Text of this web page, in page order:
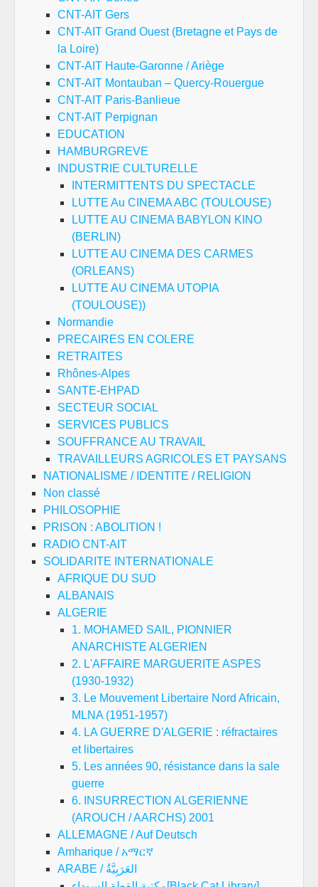
CNT-AIT Gers
CNT-AIT Grand Ouest (Bretagne et Pays de
la Loire)
CNT-AIT Haute-Garonne / Ariège
CNT-AIT Montauban – Quercy-Rouergue
CNT-AIT Paris-Banlieue
CNT-AIT Perpignan
EDUCATION
HAMBURGREVE
INDUSTRIE CULTURELLE
INTERMITTENTS DU SPECTACLE
LUTTE Au CINEMA ABC (TOULOUSE)
LUTTE AU CINEMA BABYLON KINO
(BERLIN)
LUTTE AU CINEMA DES CARMES
(ORLEANS)
LUTTE AU CINEMA UTOPIA
(TOULOUSE))
Normandie
PRECAIRES EN COLERE
RETRAITES
Rhônes-Alpes
SANTE-EHPAD
SECTEUR SOCIAL
SERVICES PUBLICS
SOUFFRANCE AU TRAVAIL
TRAVAILLEURS AGRICOLES ET PAYSANS
NATIONALISME / IDENTITE / RELIGION
Non classé
PHILOSOPHIE
PRISON : ABOLITION !
RADIO CNT-AIT
SOLIDARITE INTERNATIONALE
AFRIQUE DU SUD
ALBANAIS
ALGERIE
1. MOHAMED SAIL, PIONNIER
ANARCHISTE ALGERIEN
2. L'AFFAIRE MARGUERITE ASPES
(1930-1932)
3. Le Mouvement Libertaire Nord Africain,
MLNA (1951-1957)
4. LA GUERRE D'ALGERIE : réfractaires
et libertaires
5. Les années 90, résistance dans la sale
guerre
6. INSURRECTION ALGERIENNE
(AROUCH / AARCHS) 2001
ALLEMAGNE / Auf Deutsch
Amharique / አማርኛ
ARABE / العَرَبِيَّةُ